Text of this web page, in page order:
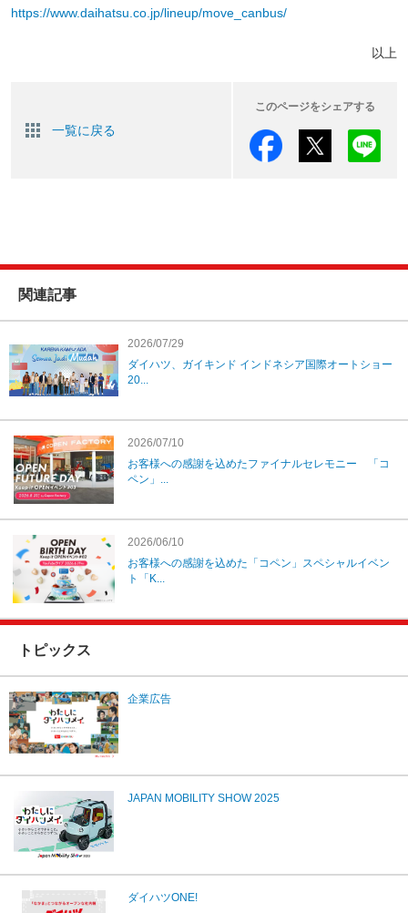
https://www.daihatsu.co.jp/lineup/move_canbus/
以上
一覧に戻る
このページをシェアする
関連記事
2026/07/29
ダイハツ、ガイキンド インドネシア国際オートショー
20...
2026/07/10
お客様への感謝を込めたファイナルセレモニー 「コ
ペン」...
2026/06/10
お客様への感謝を込めた「コペン」スペシャルイベン
ト「K...
トピックス
企業広告
JAPAN MOBILITY SHOW 2025
ダイハツONE!